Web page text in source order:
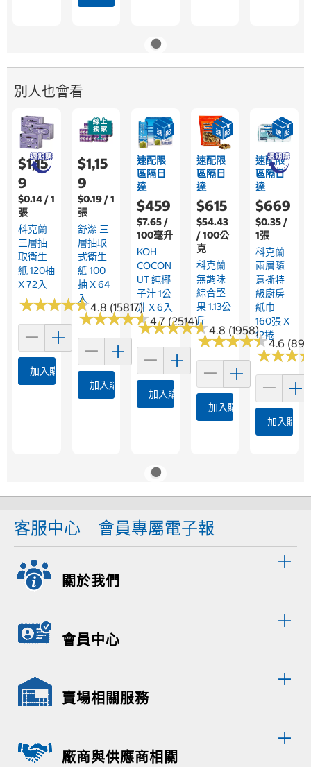
別人也會看
$1,15
9
$0.14 / 1
張
科克蘭
三層抽
取衛生
紙 120抽
X 72入
★★★★★
★★★★★4.8 (15817)
加入購物車
$1,15
9
$0.19 / 1
張
舒潔 三
層抽取
式衛生
紙 100
抽 X 64
入
★★★★★
★★★★★4.7 (2514)
加入購物車
速配限
區隔日
達
$459
$7.65 /
100毫升
KOH
COCON
UT 純椰
子汁 1公
升 X 6入
★★★★★
★★★★★4.8 (1958)
加入購物車
速配限
區隔日
達
$615
$54.43
/ 100公
克
科克蘭
無調味
綜合堅
果 1.13公
斤
★★★★★
★★★★★4.6
加入購物車
速配限
區隔日
達
$669
$0.35 /
1張
科克蘭
兩層隨
意撕特
級廚房
紙巾
160張 X
12捲
★★★
★★★
加入購物
客服中心 會員專屬電子報
關於我們
會員中心
賣場相關服務
廠商與供應商相關